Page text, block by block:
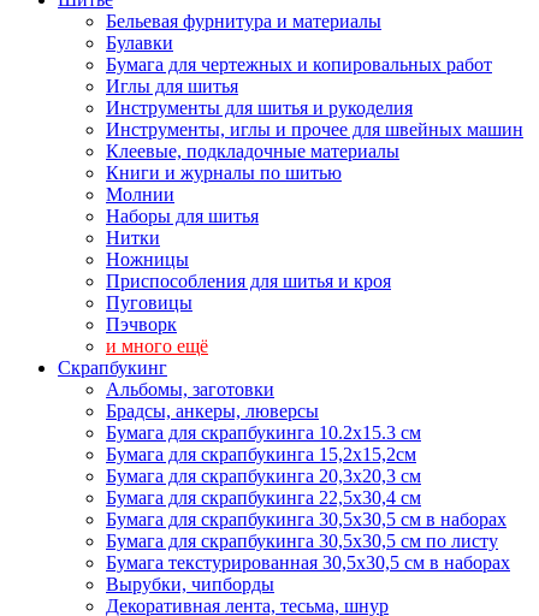
Бельевая фурнитура и материалы
Булавки
Бумага для чертежных и копировальных работ
Иглы для шитья
Инструменты для шитья и рукоделия
Инструменты, иглы и прочее для швейных машин
Клеевые, подкладочные материалы
Книги и журналы по шитью
Молнии
Наборы для шитья
Нитки
Ножницы
Приспособления для шитья и кроя
Пуговицы
Пэчворк
и много ещё
Скрапбукинг
Альбомы, заготовки
Брадсы, анкеры, люверсы
Бумага для скрапбукинга 10.2х15.3 см
Бумага для скрапбукинга 15,2х15,2см
Бумага для скрапбукинга 20,3х20,3 см
Бумага для скрапбукинга 22,5х30,4 см
Бумага для скрапбукинга 30,5х30,5 см в наборах
Бумага для скрапбукинга 30,5х30,5 см по листу
Бумага текстурированная 30,5х30,5 см в наборах
Вырубки, чипборды
Декоративная лента, тесьма, шнур